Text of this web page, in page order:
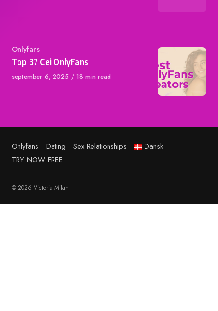
Category
Onlyfans
Top 37 Cei OnlyFans
Published
september 6, 2025 18 min read
Onlyfans Dating Sex Relationships
Dansk
TRY NOW FREE
© 2026 Victoria Milan